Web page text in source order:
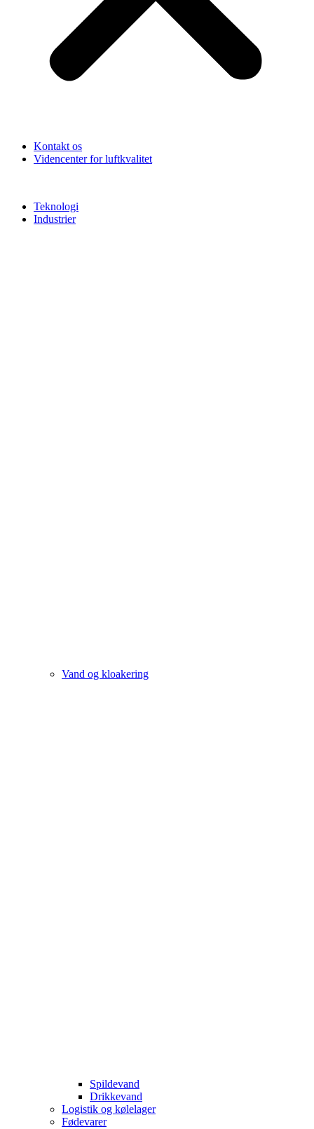
Kontakt os
Videncenter for luftkvalitet
Teknologi
Industrier
Vand og kloakering
Spildevand
Drikkevand
Logistik og kølelager
Fødevarer